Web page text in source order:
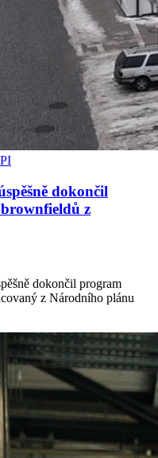
dokončil
z
dokončil program
z Národního plánu